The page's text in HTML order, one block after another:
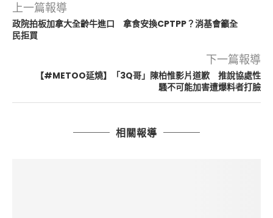
上一篇報導
政院拍板加拿大全齡牛進口 拿食安換CPTPP？消基會籲全
民拒買
下一篇報導
【#METOO延燒】「3Q哥」陳柏惟影片道歉 推說協處性
騷不可能加害遭爆料者打臉
相關報導